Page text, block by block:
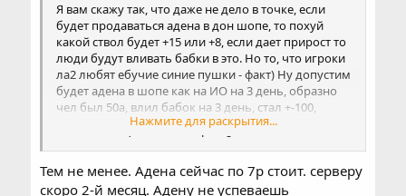
Я вам скажу так, что даже не дело в точке, если
будет продаваться адена в дон шопе, то похуй
какой ствол будет +15 или +8, если дает прирост то
люди будут вливать бабки в это. Но то, что игроки
ла2 любят ебучие синие пушки - факт) Ну допустим
будет адена в шопе как на ИО на 3 день, образно
чел был 50а, влил бабок на 3 день, стал +-100,
адена падает на бирже(хотя с нее толку нету после
ввода адены), короче на фп в 2 раза, но и игроки
стоят уже в 2 раза больше, то есть для людей
которые хотят вывести бабок похуй принципе.
Идеала добиться нереально, половина ЗА,
Нажмите для раскрытия...
Тем не менее. Адена сейчас по 7р стоит. серверу
скоро 2-й месяц. Адену не успеваешь